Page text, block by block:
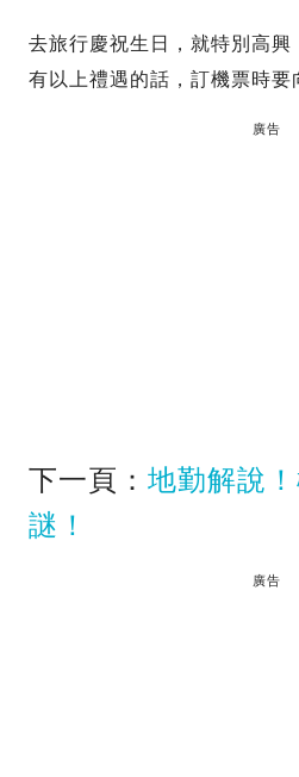
去旅行慶祝生日，就特別高
有以上禮遇的話，訂機票時要
廣告
下一頁： 地勤解說
謎！
廣告